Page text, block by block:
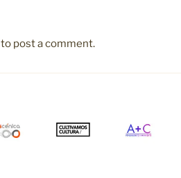
to post a comment.